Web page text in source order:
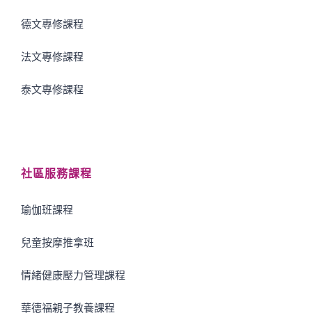
德文專修課程
法文專修課程
泰文專修課程
社區服務課程
瑜伽班課程
兒童按摩推拿班
情緒健康壓力管理課程
華德福親子教養課程